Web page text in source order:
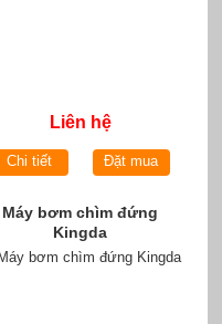
Liên hệ
Chi tiết Đặt mua
Máy bơm chìm đứng
Kingda